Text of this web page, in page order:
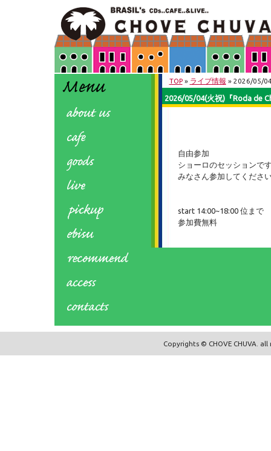
TOP» ライブ情報 » 2026/05/
2026/05/04(火祝)『Roda de
自由参加
ショーロのセッションで
みなさん参加してくださ
start 14:00~18:00 位まで
参加費無料
Copyrights © CHOVE CHUVA.